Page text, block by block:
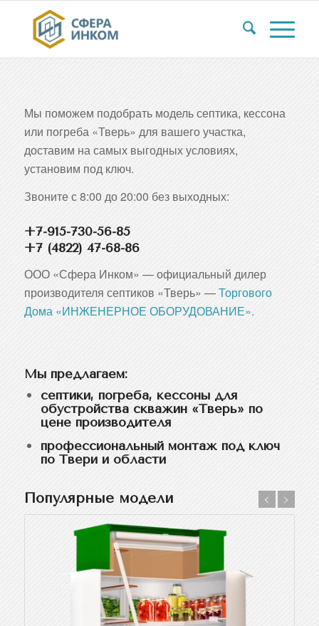
Мы поможем подобрать модель септика, кессона
или погреба «Тверь» для вашего участка,
доставим на самых выгодных условиях,
установим под ключ.
Звоните с 8:00 до 20:00 без выходных:
+7-915-730-56-85
+7 (4822) 47-68-86
ООО «Сфера Инком» — официальный дилер
производителя септиков «Тверь» —Торгового
Дома «ИНЖЕНЕРНОЕ ОБОРУДОВАНИЕ».
Мы предлагаем:
септики, погреба, кессоны для
обустройства скважин «Тверь» по
цене производителя
профессиональный монтаж под ключ
по Твери и области
Популярные модели